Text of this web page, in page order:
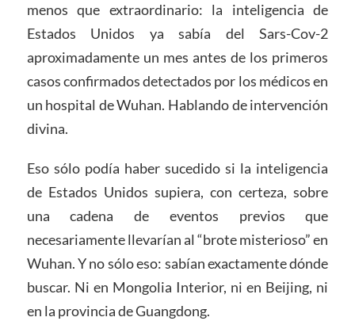
menos que extraordinario: la inteligencia de
Estados Unidos ya sabía del Sars-Cov-2
aproximadamente un mes antes de los primeros
casos confirmados detectados por los médicos en
un hospital de Wuhan. Hablando de intervención
divina.
Eso sólo podía haber sucedido si la inteligencia
de Estados Unidos supiera, con certeza, sobre
una cadena de eventos previos que
necesariamente llevarían al “brote misterioso” en
Wuhan. Y no sólo eso: sabían exactamente dónde
buscar. Ni en Mongolia Interior, ni en Beijing, ni
en la provincia de Guangdong.